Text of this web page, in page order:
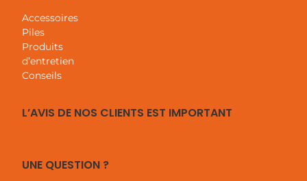
Accessoires
Piles
Produits
d’entretien
Conseils
L’AVIS DE NOS CLIENTS EST IMPORTANT
UNE QUESTION ?